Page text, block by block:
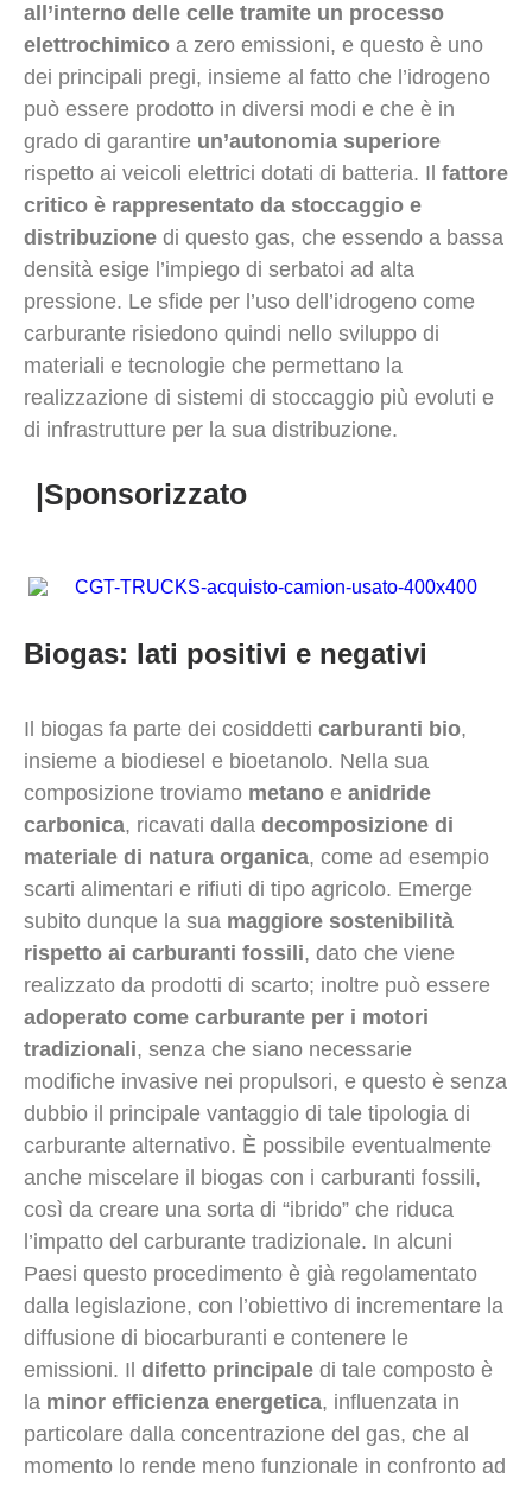
all’interno delle celle tramite un processo
elettrochimico a zero emissioni, e questo è uno
dei principali pregi, insieme al fatto che l’idrogeno
può essere prodotto in diversi modi e che è in
grado di garantire un’autonomia superiore
rispetto ai veicoli elettrici dotati di batteria. Il fattore
critico è rappresentato da stoccaggio e
distribuzione di questo gas, che essendo a bassa
densità esige l’impiego di serbatoi ad alta
pressione. Le sfide per l’uso dell’idrogeno come
carburante risiedono quindi nello sviluppo di
materiali e tecnologie che permettano la
realizzazione di sistemi di stoccaggio più evoluti e
di infrastrutture per la sua distribuzione.
|Sponsorizzato
Biogas: lati positivi e negativi
Il biogas fa parte dei cosiddetti carburanti bio,
insieme a biodiesel e bioetanolo. Nella sua
composizione troviamo metano e anidride
carbonica, ricavati dalla decomposizione di
materiale di natura organica, come ad esempio
scarti alimentari e rifiuti di tipo agricolo. Emerge
subito dunque la sua maggiore sostenibilità
rispetto ai carburanti fossili, dato che viene
realizzato da prodotti di scarto; inoltre può essere
adoperato come carburante per i motori
tradizionali, senza che siano necessarie
modifiche invasive nei propulsori, e questo è senza
dubbio il principale vantaggio di tale tipologia di
carburante alternativo. È possibile eventualmente
anche miscelare il biogas con i carburanti fossili,
così da creare una sorta di “ibrido” che riduca
l’impatto del carburante tradizionale. In alcuni
Paesi questo procedimento è già regolamentato
dalla legislazione, con l’obiettivo di incrementare la
diffusione di biocarburanti e contenere le
emissioni. Il difetto principale di tale composto è
la minor efficienza energetica, influenzata in
particolare dalla concentrazione del gas, che al
momento lo rende meno funzionale in confronto ad